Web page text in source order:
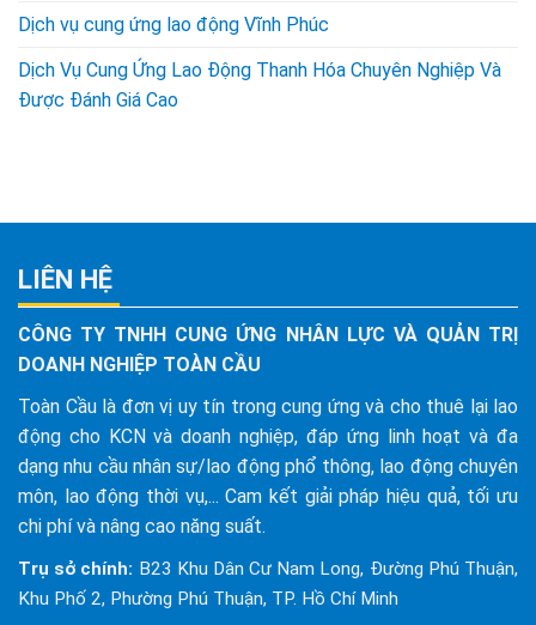
Dịch vụ cung ứng lao động Vĩnh Phúc
Dịch Vụ Cung Ứng Lao Động Thanh Hóa Chuyên Nghiệp Và
Được Đánh Giá Cao
LIÊN HỆ
CÔNG TY TNHH CUNG ỨNG NHÂN LỰC VÀ QUẢN TRỊ
DOANH NGHIỆP TOÀN CẦU
Toàn Cầu là đơn vị uy tín trong cung ứng và cho thuê lại lao
động cho KCN và doanh nghiệp, đáp ứng linh hoạt và đa
dạng nhu cầu nhân sự/lao động phổ thông, lao động chuyên
môn, lao động thời vụ,... Cam kết giải pháp hiệu quả, tối ưu
chi phí và nâng cao năng suất.
Trụ sở chính: B23 Khu Dân Cư Nam Long, Đường Phú Thuận,
Khu Phố 2, Phường Phú Thuận, TP. Hồ Chí Minh